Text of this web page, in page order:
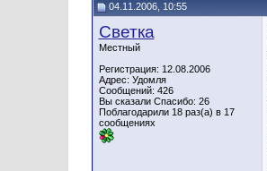
04.11.2006, 10:55
Светка
Местный
Регистрация: 12.08.2006
Адрес: Удомля
Сообщений: 426
Вы сказали Спасибо: 26
Поблагодарили 18 раз(а) в 17
сообщениях